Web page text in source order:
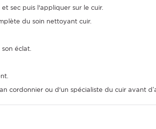
sec puis l'appliquer sur le cuir.
du soin nettoyant cuir.
éclat.
cordonnier ou d'un spécialiste du cuir avant